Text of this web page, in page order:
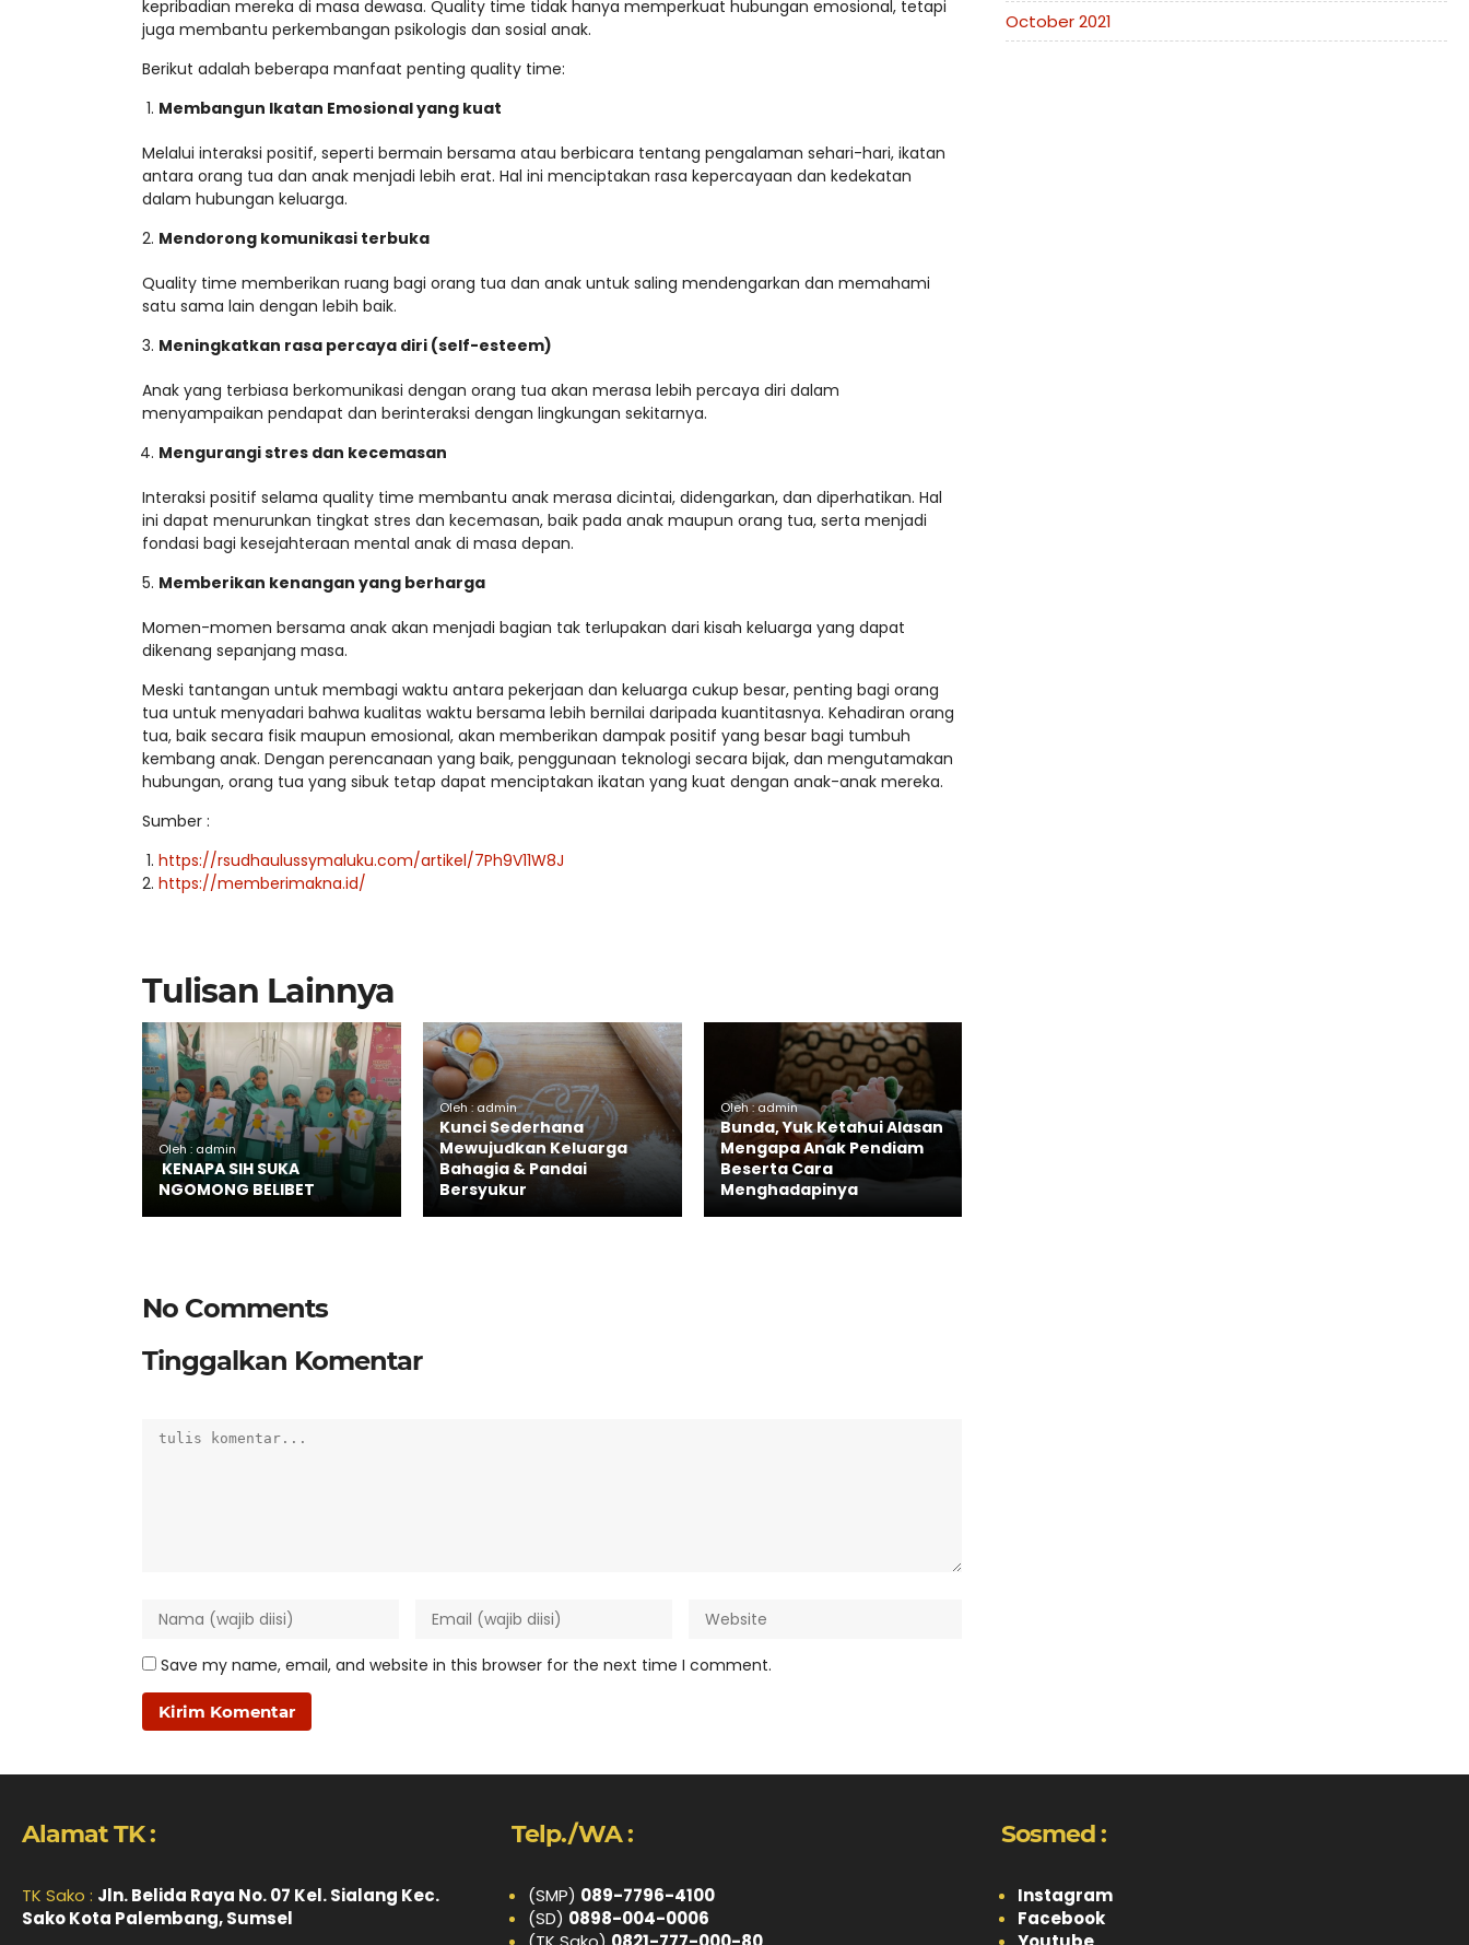
kepribadian mereka di masa dewasa. Quality time tidak hanya memperkuat hubungan emosional, tetapi
juga membantu perkembangan psikologis dan sosial anak.
Berikut adalah beberapa manfaat penting quality time:
Membangun Ikatan Emosional yang kuat
Melalui interaksi positif, seperti bermain bersama atau berbicara tentang pengalaman sehari-hari, ikatan
antara orang tua dan anak menjadi lebih erat. Hal ini menciptakan rasa kepercayaan dan kedekatan
dalam hubungan keluarga.
Mendorong komunikasi terbuka
Quality time memberikan ruang bagi orang tua dan anak untuk saling mendengarkan dan memahami
satu sama lain dengan lebih baik.
Meningkatkan rasa percaya diri (self-esteem)
Anak yang terbiasa berkomunikasi dengan orang tua akan merasa lebih percaya diri dalam
menyampaikan pendapat dan berinteraksi dengan lingkungan sekitarnya.
Mengurangi stres dan kecemasan
Interaksi positif selama quality time membantu anak merasa dicintai, didengarkan, dan diperhatikan. Hal
ini dapat menurunkan tingkat stres dan kecemasan, baik pada anak maupun orang tua, serta menjadi
fondasi bagi kesejahteraan mental anak di masa depan.
Memberikan kenangan yang berharga
Momen-momen bersama anak akan menjadi bagian tak terlupakan dari kisah keluarga yang dapat
dikenang sepanjang masa.
Meski tantangan untuk membagi waktu antara pekerjaan dan keluarga cukup besar, penting bagi orang
tua untuk menyadari bahwa kualitas waktu bersama lebih bernilai daripada kuantitasnya. Kehadiran orang
tua, baik secara fisik maupun emosional, akan memberikan dampak positif yang besar bagi tumbuh
kembang anak. Dengan perencanaan yang baik, penggunaan teknologi secara bijak, dan mengutamakan
hubungan, orang tua yang sibuk tetap dapat menciptakan ikatan yang kuat dengan anak-anak mereka.
Sumber :
https://rsudhaulussymaluku.com/artikel/7Ph9V11W8J
https://memberimakna.id/
Tulisan Lainnya
Oleh : admin
KENAPA SIH SUKA
NGOMONG BELIBET
Oleh : admin
Kunci Sederhana
Mewujudkan Keluarga
Bahagia & Pandai
Bersyukur
Oleh : admin
Bunda, Yuk Ketahui Alasan
Mengapa Anak Pendiam
Beserta Cara
Menghadapinya
No Comments
Tinggalkan Komentar
Save my name, email, and website in this browser for the next time I comment.
October 2021
Alamat TK :
TK Sako : Jln. Belida Raya No. 07 Kel. Sialang Kec.
Sako Kota Palembang, Sumsel
Telp./WA :
(SMP) 089-7796-4100
(SD) 0898-004-0006
Sosmed :
Instagram
Facebook